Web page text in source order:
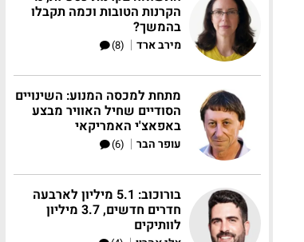
הקרנות הטובות וכמה תקבלו
בהמשך?
מירב ארד |
(8)
מתחת למכסה המנוע: השינויים
הסודיים שחיל האוויר מבצע
באפאצ'י האמריקאי
עופר הבר |
(6)
בורוכוב: 5.1 מיליון לארבעה
חדרים חדשים, 3.7 מיליון
לוותיקים